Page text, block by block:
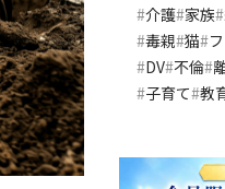
介護 家族
毒親 猫
DV 不倫
子育て 教